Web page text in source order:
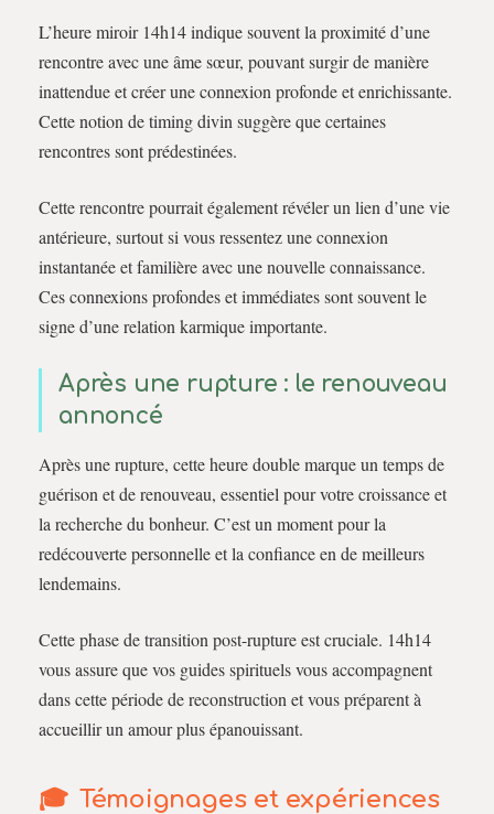
L’heure miroir 14h14 indique souvent la proximité d’une
rencontre avec une âme sœur, pouvant surgir de manière
inattendue et créer une connexion profonde et enrichissante.
Cette notion de timing divin suggère que certaines
rencontres sont prédestinées.
Cette rencontre pourrait également révéler un lien d’une vie
antérieure, surtout si vous ressentez une connexion
instantanée et familière avec une nouvelle connaissance.
Ces connexions profondes et immédiates sont souvent le
signe d’une relation karmique importante.
Après une rupture : le renouveau
annoncé
Après une rupture, cette heure double marque un temps de
guérison et de renouveau, essentiel pour votre croissance et
la recherche du bonheur. C’est un moment pour la
redécouverte personnelle et la confiance en de meilleurs
lendemains.
Cette phase de transition post-rupture est cruciale. 14h14
vous assure que vos guides spirituels vous accompagnent
dans cette période de reconstruction et vous préparent à
accueillir un amour plus épanouissant.
Témoignages et expériences